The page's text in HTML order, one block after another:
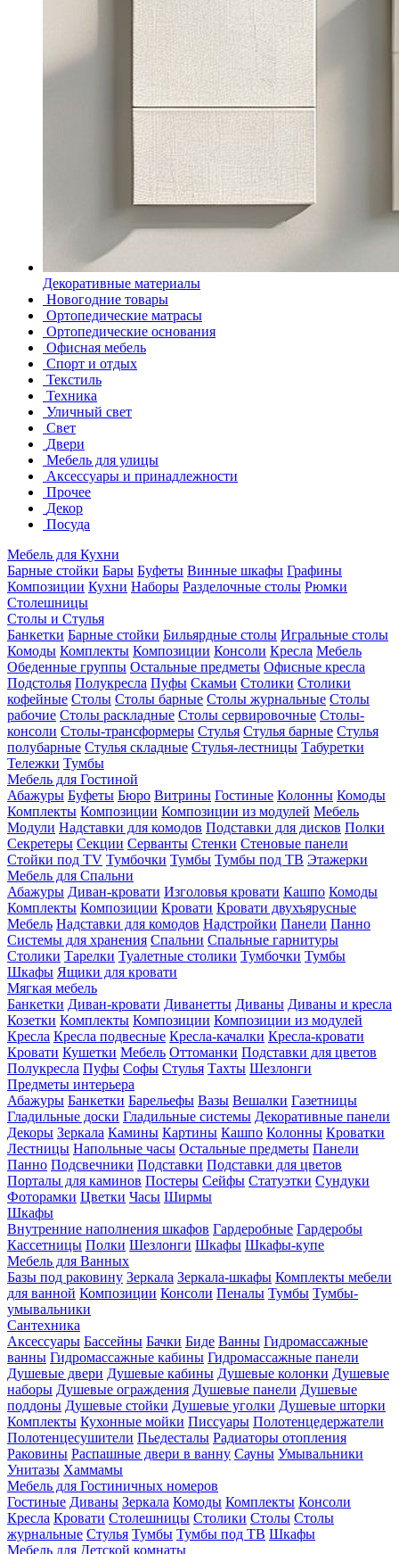
Декоративные материалы
Новогодние товары
Ортопедические матрасы
Ортопедические основания
Офисная мебель
Спорт и отдых
Текстиль
Техника
Уличный свет
Свет
Двери
Мебель для улицы
Аксессуары и принадлежности
Прочее
Декор
Посуда
Мебель для Кухни
Барные стойки Бары Буфеты Винные шкафы Графины
Композиции Кухни Наборы Разделочные столы Рюмки
Столешницы
Столы и Стулья
Банкетки Барные стойки Бильярдные столы Игральные столы
Комоды Комплекты Композиции Консоли Кресла Мебель
Обеденные группы Остальные предметы Офисные кресла
Подстолья Полукресла Пуфы Скамьи Столики Столики
кофейные Столы Столы барные Столы журнальные Столы
рабочие Столы раскладные Столы сервировочные Столы-
консоли Столы-трансформеры Стулья Стулья барные Стулья
полубарные Стулья складные Стулья-лестницы Табуретки
Тележки Тумбы
Мебель для Гостиной
Абажуры Буфеты Бюро Витрины Гостиные Колонны Комоды
Комплекты Композиции Композиции из модулей Мебель
Модули Надставки для комодов Подставки для дисков Полки
Секретеры Секции Серванты Стенки Стеновые панели
Стойки под TV Тумбочки Тумбы Тумбы под ТВ Этажерки
Мебель для Спальни
Абажуры Диван-кровати Изголовья кровати Кашпо Комоды
Комплекты Композиции Кровати Кровати двухъярусные
Мебель Надставки для комодов Надстройки Панели Панно
Системы для хранения Спальни Спальные гарнитуры
Столики Тарелки Туалетные столики Тумбочки Тумбы
Шкафы Ящики для кровати
Мягкая мебель
Банкетки Диван-кровати Диванетты Диваны Диваны и кресла
Козетки Комплекты Композиции Композиции из модулей
Кресла Кресла подвесные Кресла-качалки Кресла-кровати
Кровати Кушетки Мебель Оттоманки Подставки для цветов
Полукресла Пуфы Софы Стулья Тахты Шезлонги
Предметы интерьера
Абажуры Банкетки Барельефы Вазы Вешалки Газетницы
Гладильные доски Гладильные системы Декоративные панели
Декоры Зеркала Камины Картины Кашпо Колонны Кроватки
Лестницы Напольные часы Остальные предметы Панели
Панно Подсвечники Подставки Подставки для цветов
Порталы для каминов Постеры Сейфы Статуэтки Сундуки
Фоторамки Цветки Часы Ширмы
Шкафы
Внутренние наполнения шкафов Гардеробные Гардеробы
Кассетницы Полки Шезлонги Шкафы Шкафы-купе
Мебель для Ванных
Базы под раковину Зеркала Зеркала-шкафы Комплекты мебели
для ванной Композиции Консоли Пеналы Тумбы Тумбы-
умывальники
Сантехника
Аксессуары Бассейны Бачки Биде Ванны Гидромассажные
ванны Гидромассажные кабины Гидромассажные панели
Душевые двери Душевые кабины Душевые колонки Душевые
наборы Душевые ограждения Душевые панели Душевые
поддоны Душевые стойки Душевые уголки Душевые шторки
Комплекты Кухонные мойки Писсуары Полотенцедержатели
Полотенцесушители Пьедесталы Радиаторы отопления
Раковины Распашные двери в ванну Сауны Умывальники
Унитазы Хаммамы
Мебель для Гостиничных номеров
Гостиные Диваны Зеркала Комоды Комплекты Консоли
Кресла Кровати Столешницы Столики Столы Столы
журнальные Стулья Тумбы Тумбы под ТВ Шкафы
Мебель для Детской комнаты